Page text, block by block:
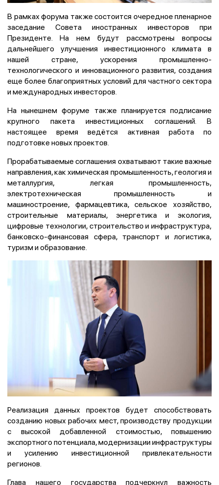
В рамках форума также состоится очередное пленарное
заседание Совета иностранных инвесторов при
Президенте. На нем будут рассмотрены вопросы
дальнейшего улучшения инвестиционного климата в
нашей стране, ускорения промышленно-
технологического и инновационного развития, создания
еще более благоприятных условий для частного сектора
и международных инвесторов.
На нынешнем форуме также планируется подписание
крупного пакета инвестиционных соглашений. В
настоящее время ведётся активная работа по
подготовке новых проектов.
Прорабатываемые соглашения охватывают такие важные
направления, как химическая промышленность, геология и
металлургия, легкая промышленность,
электротехническая промышленность и
машиностроение, фармацевтика, сельское хозяйство,
строительные материалы, энергетика и экология,
цифровые технологии, строительство и инфраструктура,
банковско-финансовая сфера, транспорт и логистика,
туризм и образование.
Реализация данных проектов будет способствовать
созданию новых рабочих мест, производству продукции
с высокой добавленной стоимостью, повышению
экспортного потенциала, модернизации инфраструктуры
и усилению инвестиционной привлекательности
регионов.
Глава нашего государства подчеркнул важность